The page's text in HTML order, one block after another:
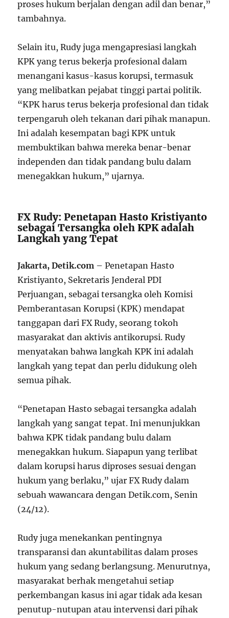
proses hukum berjalan dengan adil dan benar,”
tambahnya.
Selain itu, Rudy juga mengapresiasi langkah
KPK yang terus bekerja profesional dalam
menangani kasus-kasus korupsi, termasuk
yang melibatkan pejabat tinggi partai politik.
“KPK harus terus bekerja profesional dan tidak
terpengaruh oleh tekanan dari pihak manapun.
Ini adalah kesempatan bagi KPK untuk
membuktikan bahwa mereka benar-benar
independen dan tidak pandang bulu dalam
menegakkan hukum,” ujarnya.
FX Rudy: Penetapan Hasto Kristiyanto
sebagai Tersangka oleh KPK adalah
Langkah yang Tepat
Jakarta, Detik.com – Penetapan Hasto
Kristiyanto, Sekretaris Jenderal PDI
Perjuangan, sebagai tersangka oleh Komisi
Pemberantasan Korupsi (KPK) mendapat
tanggapan dari FX Rudy, seorang tokoh
masyarakat dan aktivis antikorupsi. Rudy
menyatakan bahwa langkah KPK ini adalah
langkah yang tepat dan perlu didukung oleh
semua pihak.
“Penetapan Hasto sebagai tersangka adalah
langkah yang sangat tepat. Ini menunjukkan
bahwa KPK tidak pandang bulu dalam
menegakkan hukum. Siapapun yang terlibat
dalam korupsi harus diproses sesuai dengan
hukum yang berlaku,” ujar FX Rudy dalam
sebuah wawancara dengan Detik.com, Senin
(24/12).
Rudy juga menekankan pentingnya
transparansi dan akuntabilitas dalam proses
hukum yang sedang berlangsung. Menurutnya,
masyarakat berhak mengetahui setiap
perkembangan kasus ini agar tidak ada kesan
penutup-nutupan atau intervensi dari pihak